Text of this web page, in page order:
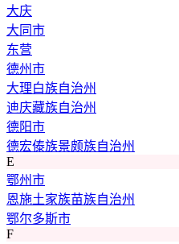
大庆
大同市
东营
德州市
大理白族自治州
迪庆藏族自治州
德阳市
德宏傣族景颇族自治州
E
鄂州市
恩施土家族苗族自治州
鄂尔多斯市
F